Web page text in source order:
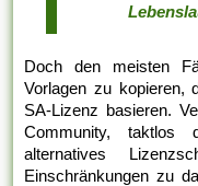
Doch den meisten
Vorlagen zu kopieren,
SA-Lizenz basieren.
Community, taktlos
alternatives
Einschränkungen zu